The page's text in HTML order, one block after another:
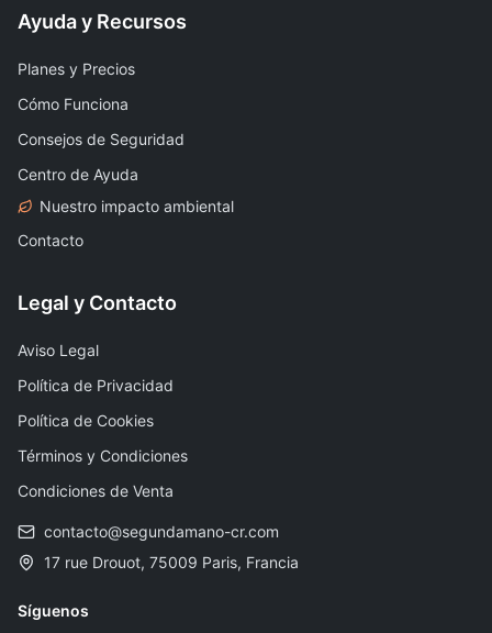
Ayuda y Recursos
Planes y Precios
Cómo Funciona
Consejos de Seguridad
Centro de Ayuda
Nuestro impacto ambiental
Contacto
Legal y Contacto
Aviso Legal
Política de Privacidad
Política de Cookies
Términos y Condiciones
Condiciones de Venta
contacto@segundamano-cr.com
17 rue Drouot, 75009 Paris, Francia
Síguenos